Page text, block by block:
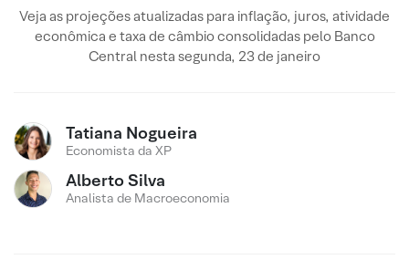
Veja as projeções atualizadas para inflação, juros, atividade
econômica e taxa de câmbio consolidadas pelo Banco
Central nesta segunda, 23 de janeiro
Tatiana Nogueira
Economista da XP
Alberto Silva
Analista de Macroeconomia